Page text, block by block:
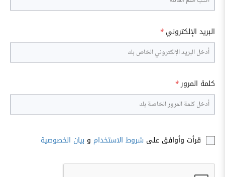
البريد الإلكتروني *
كلمة المرور*
قرأت وأوافق على شروط الاستخدام و بيان الخصوصية